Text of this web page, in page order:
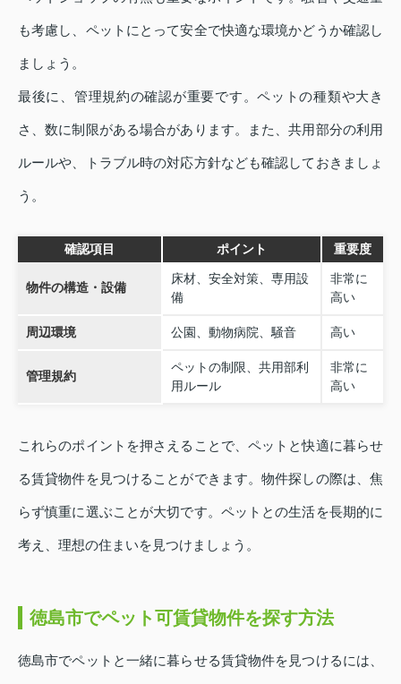
も考慮し、ペットにとって安全で快適な環境かどうか確認し
ましょう。
最後に、管理規約の確認が重要です。ペットの種類や大き
さ、数に制限がある場合があります。また、共用部分の利用
ルールや、トラブル時の対応方針なども確認しておきましょ
う。
確認項目 ポイント 重要度
物件の構造・設備
床材、安全対策、専用設
備
非常に
高い
周辺環境 公園、動物病院、騒音 高い
管理規約
ペットの制限、共用部利
用ルール
非常に
高い
これらのポイントを押さえることで、ペットと快適に暮らせ
る賃貸物件を見つけることができます。物件探しの際は、焦
らず慎重に選ぶことが大切です。ペットとの生活を長期的に
考え、理想の住まいを見つけましょう。
徳島市でペット可賃貸物件を探す方法
徳島市でペットと一緒に暮らせる賃貸物件を見つけるには、